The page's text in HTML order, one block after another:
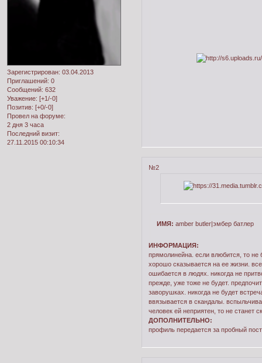
Зарегистрирован: 03.04.2013
Приглашений: 0
Сообщений: 632
Уважение: [+1/-0]
Позитив: [+0/-0]
Провел на форуме:
2 дня 3 часа
Последний визит:
27.11.2015 00:10:34
№2
ИМЯ: amber butler|эмбер батлер
ИНФОРМАЦИЯ:
прямолинейна. если влюбится, то не
хорошо сказывается на ее жизни.
ошибается в людях. никогда не
прежде, уже тоже не будет.
заворушках. никогда не будет
ввязывается в скандалы.
человек ей неприятен, то не станет
ДОПОЛНИТЕЛЬНО:
профиль передается за пробный пост